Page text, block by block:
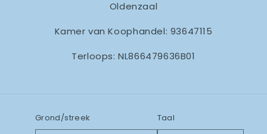
Oldenzaal
Kamer van Koophandel: 93647115
Terloops: NL866479636B01
Grond/streek Taal